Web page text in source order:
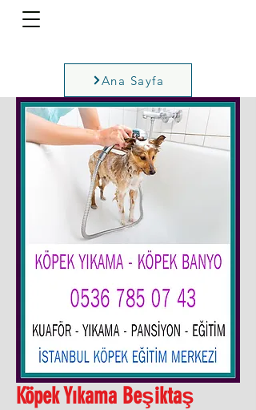
Ana Sayfa
Köpek Yıkama Beşiktaş